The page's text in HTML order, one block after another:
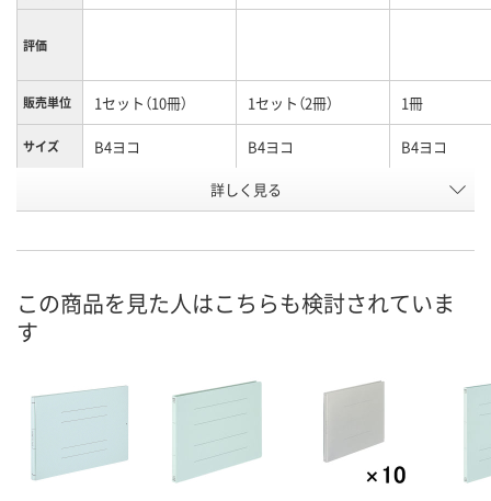
評価
販売単位 1セット（10冊） 1セット（2冊） 1冊
サイズ B4ヨコ B4ヨコ B4ヨコ
1283321 8298765
8月8日（土）
カゴへ カゴへ カ
詳しく見る
この商品を見た人はこちらも検討されていま
す